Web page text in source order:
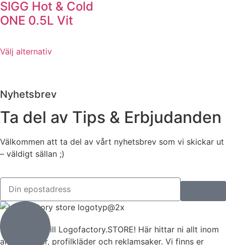
SIGG Hot & Cold
ONE 0.5L Vit
Välj alternativ
Nyhetsbrev
Ta del av Tips & Erbjudanden
Välkommen att ta del av vårt nyhetsbrev som vi skickar ut
– väldigt sällan ;)
Välkommen till Logofactory.STORE! Här hittar ni allt inom
arbetskläder, profilkläder och reklamsaker. Vi finns er